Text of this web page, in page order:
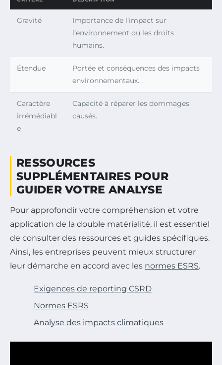
Gravité
Importance de l’impact sur
l’environnement ou les droits
humains.
Étendue
Portée et conséquences des impacts
environnementaux.
Caractère
irrémédiabl
e
Capacité à réparer les dommages
causés.
RESSOURCES
SUPPLÉMENTAIRES POUR
GUIDER VOTRE ANALYSE
Pour approfondir votre compréhension et votre
application de la double matérialité, il est essentiel
de consulter des ressources et guides spécifiques.
Ainsi, les entreprises peuvent mieux structurer
leur démarche en accord avec les normes ESRS.
Exigences de reporting CSRD
Normes ESRS
Analyse des impacts climatiques